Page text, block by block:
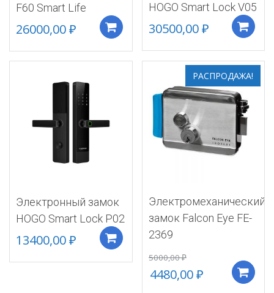
F60 Smart Life
26000,00₽ Добавить в корзину
HOGO Smart Lock V05
30500,00₽
Электронный замок
HOGO Smart Lock P02
13400,00₽ Добавить в корзину
РАСПРОДАЖА!
Электромеханический
замок Falcon Eye FE-
2369
5000,00₽
4480,00₽